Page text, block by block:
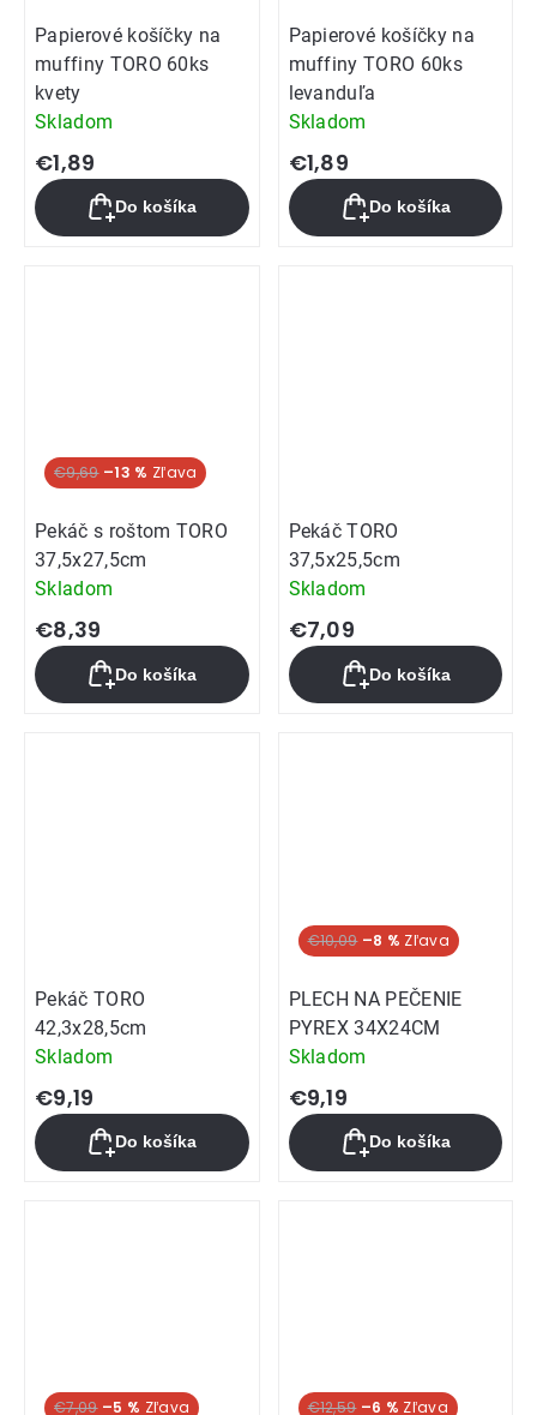
Papierové košíčky na
muffiny TORO 60ks
kvety
Skladom
€1,89
Do košíka
Papierové košíčky na
muffiny TORO 60ks
levanduľa
Skladom
€1,89
Do košíka
€9,69 –13 %
Pekáč s roštom TORO
37,5x27,5cm
Skladom
€8,39
Do košíka
Pekáč TORO
37,5x25,5cm
Skladom
€7,09
Do košíka
Pekáč TORO
42,3x28,5cm
Skladom
€9,19
Do košíka
€10,09 –8 %
PLECH NA PEČENIE
PYREX 34X24CM
Skladom
€9,19
Do košíka
€7,09 –5 % €12,59 –6 %